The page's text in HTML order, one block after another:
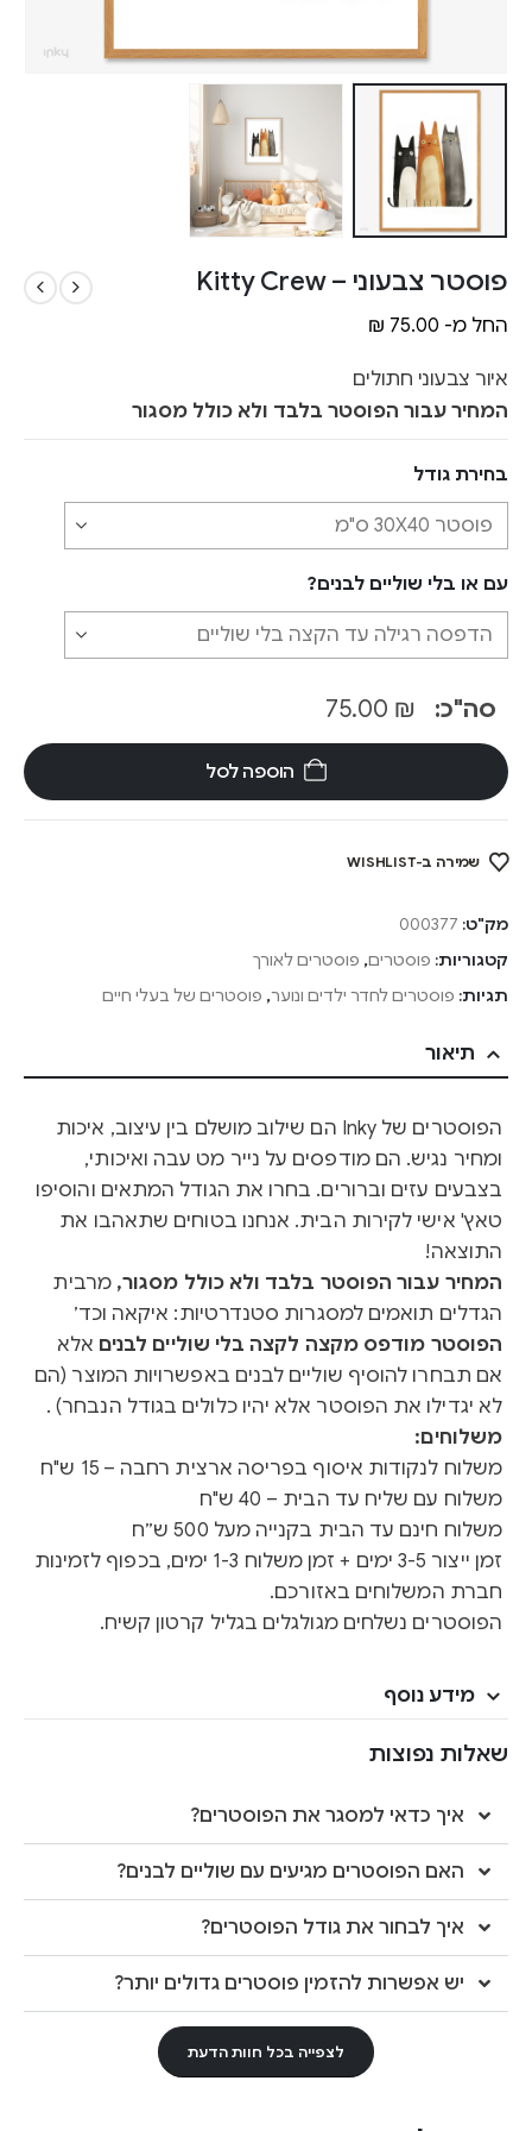
פוסטר צבעוני – Kitty Crew
החל מ- ₪ 75.00
איור צבעוני חתולים
המחיר עבור הפוסטר בלבד ולא כולל מסגור
בחירת גודל
עם או בלי שוליים לבנים?
סה"כ: ₪
הוספה לסל
שמירה ב-WISHLIST
מק"ט: 000377
קטגוריות: פוסטרים, פוסטרים לאורך
תגיות: פוסטרים לחדר ילדים ונוער, פוסטרים של בעלי חיים
תיאור
הפוסטרים של Inky הם שילוב מושלם בין עיצוב, איכות
ומחיר נגיש. הם מודפסים על נייר מט עבה ואיכותי,
בצבעים עזים וברורים. בחרו את הגודל המתאים והוסיפו
טאץ' אישי לקירות הבית. אנחנו בטוחים שתאהבו את
התוצאה!
המחיר עבור הפוסטר בלבד ולא כולל מסגור, מרבית
הגדלים תואמים למסגרות סטנדרטיות: איקאה וכד׳
הפוסטר מודפס מקצה לקצה בלי שוליים לבנים אלא
אם תבחרו להוסיף שוליים לבנים באפשרויות המוצר (הם
לא יגדילו את הפוסטר אלא יהיו כלולים בגודל הנבחר) .
משלוחים:
משלוח לנקודות איסוף בפריסה ארצית רחבה – 15 ש"ח
משלוח עם שליח עד הבית – 40 ש"ח
משלוח חינם עד הבית בקנייה מעל 500 ש״ח
זמן ייצור 3-5 ימים + זמן משלוח 1-3 ימים, בכפוף לזמינות
חברת המשלוחים באזורכם.
הפוסטרים נשלחים מגולגלים בגליל קרטון קשיח.
מידע נוסף
שאלות נפוצות
איך כדאי למסגר את הפוסטרים?
האם הפוסטרים מגיעים עם שוליים לבנים?
איך לבחור את גודל הפוסטרים?
יש אפשרות להזמין פוסטרים גדולים יותר?
לצפייה בכל חוות הדעת